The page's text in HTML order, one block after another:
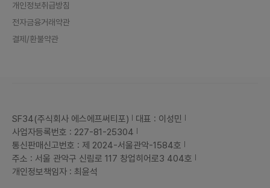
개인정보취급방침
전자금융거래약관
결제/환불약관
SF34(주식회사 에스에프써티포)
대표 : 이성민
사업자등록번호 : 227-81-25304
통신판매신고번호 : 제 2024-서울관악-1584호
주소 : 서울 관악구 신림로 117 창업히어로3 404호
개인정보책임자 : 최윤석